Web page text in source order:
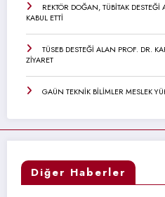
REKTÖR DOĞAN, TÜBİTAK
KABUL ETTİ
TÜSEB DESTEĞİ ALAN PROF. DR.
ZİYARET
GAÜN TEKNİK BİLİMLER MESLEK
Diğer Haberler